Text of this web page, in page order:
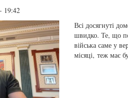
19:42
Всі досягнуті
швидко. Те, що
війська саме у
місяці, теж має